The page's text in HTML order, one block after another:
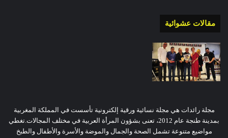
مقالات عشوائية
مجلة رائدات هي مجلة نسائية ورقية إلكترونية تأسست في المملكة المغربية
بمدينة طنجة عام 2012، تعنى بشؤون المرأة العربية في مختلف المجالات.تغطي
مواضيع متنوعة تشمل الصحة والجمال والموضة والأسرة والأطفال والطبخ